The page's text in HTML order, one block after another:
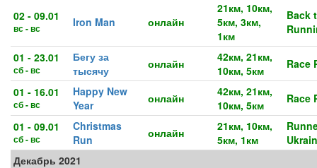
02 - 09.01
вс - вс Iron Man онлайн
21км, 10км,
5км, 3км,
1км
Back
01 - 23.01
сб - вс
Бегу за
тысячу
онлайн
42км, 21км,
10км, 5км
Race
01 - 16.01
сб - вс
Happy New
Year
онлайн
42км, 21км,
10км, 5км
Race
01 - 09.01
сб - вс
Christmas
Run
онлайн
21км, 10км,
5км, 1км
Декабрь 2021